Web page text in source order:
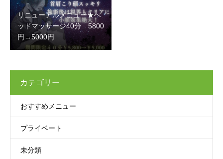
リニューアルメニュー★ヘ
ッドマッサージ40分 5800
円→5000円
カテゴリー
おすすめメニュー
プライベート
未分類